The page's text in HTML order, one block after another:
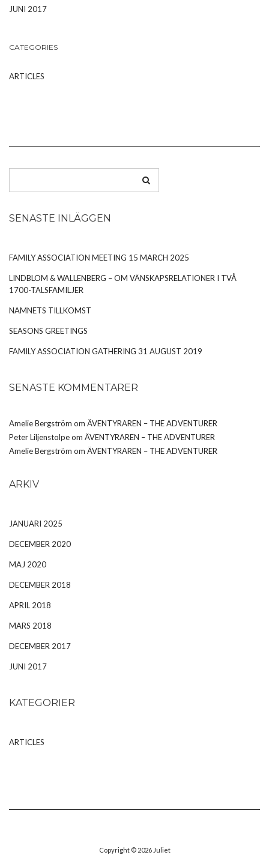
JUNI 2017
CATEGORIES
ARTICLES
SENASTE INLÄGGEN
FAMILY ASSOCIATION MEETING 15 MARCH 2025
LINDBLOM & WALLENBERG – OM VÄNSKAPSRELATIONER I TVÅ
1700-TALSFAMILJER
NAMNETS TILLKOMST
SEASONS GREETINGS
FAMILY ASSOCIATION GATHERING 31 AUGUST 2019
SENASTE KOMMENTARER
Amelie Bergström om ÄVENTYRAREN – THE ADVENTURER
Peter Liljenstolpeom ÄVENTYRAREN – THE ADVENTURER
Amelie Bergström om ÄVENTYRAREN – THE ADVENTURER
ARKIV
JANUARI 2025
DECEMBER 2020
MAJ 2020
DECEMBER 2018
APRIL 2018
MARS 2018
DECEMBER 2017
JUNI 2017
KATEGORIER
ARTICLES
Copyright © 2026 Juliet